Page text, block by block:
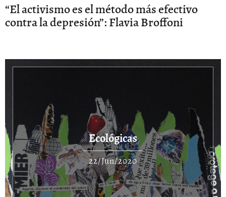
“El activismo es el método más efectivo
contra la depresión”: Flavia Broffoni
Ecológicas
22/Jun/2020